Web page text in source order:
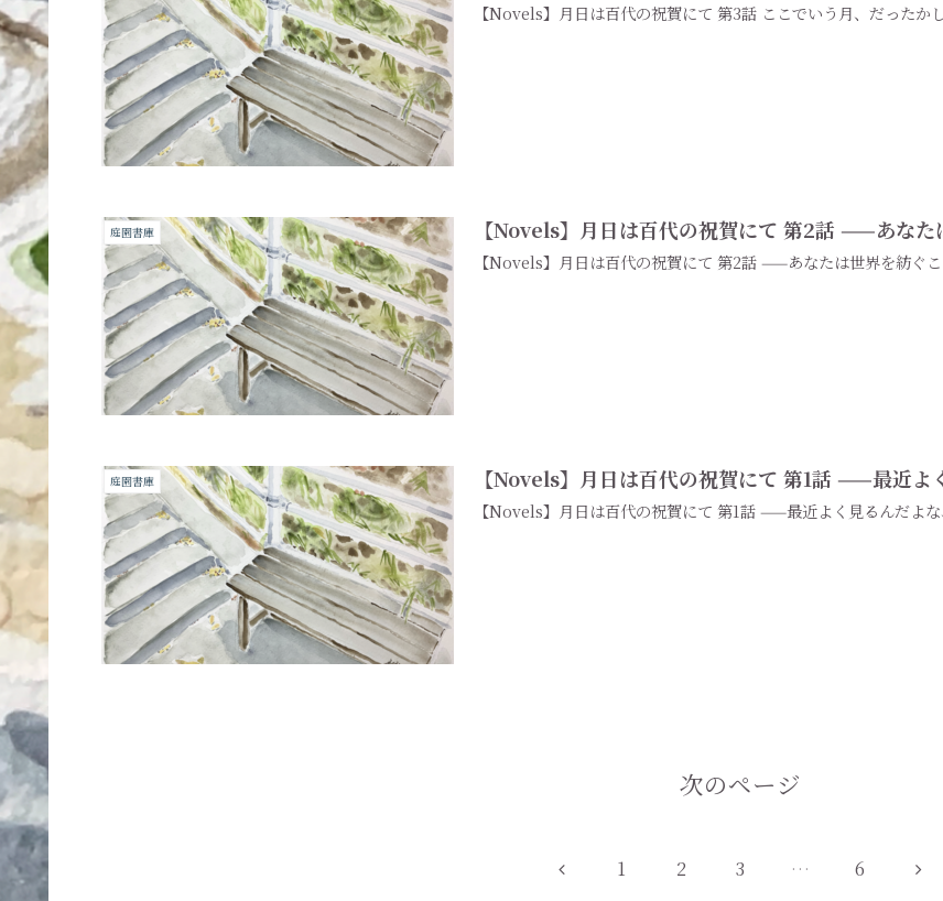
【Novels】月日は百代の祝賀にて 第3話 ここでいう月、だったか
庭園書庫 【Novels】月日は百代の祝賀にて 第2話 ——あな
【Novels】月日は百代の祝賀にて 第2話 ——あなたは世界を紡ぐ
庭園書庫 【Novels】月日は百代の祝賀にて 第1話 ——最近
【Novels】月日は百代の祝賀にて 第1話 ——最近よく見るんだよ
次のページ
前 1 2 3 … 6 次